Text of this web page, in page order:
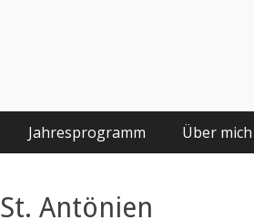
Jahresprogramm Über mich
St. Antönien